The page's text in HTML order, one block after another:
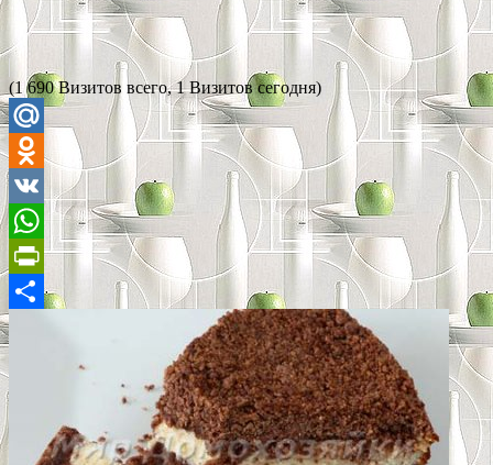
(1 690 Визитов всего, 1 Визитов сегодня)
Mail.Ru
Odnoklassniki
VK
WhatsApp
PrintFriendly